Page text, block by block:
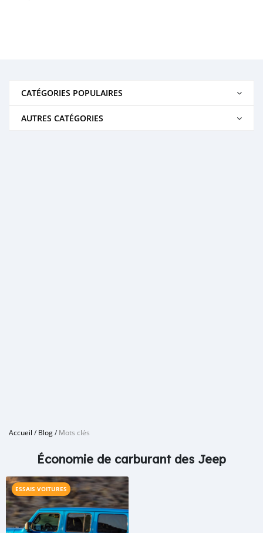
CATÉGORIES POPULAIRES
AUTRES CATÉGORIES
Accueil /Blog/Mots clés
Économie de carburant des Jeep
ESSAIS VOITURES